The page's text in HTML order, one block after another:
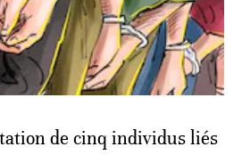
de cinq individus liés